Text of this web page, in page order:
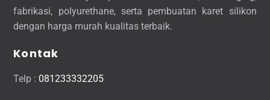
fabrikasi, polyurethane, serta pembuatan karet silikon
dengan harga murah kualitas terbaik.
Kontak
Telp : 081233332205